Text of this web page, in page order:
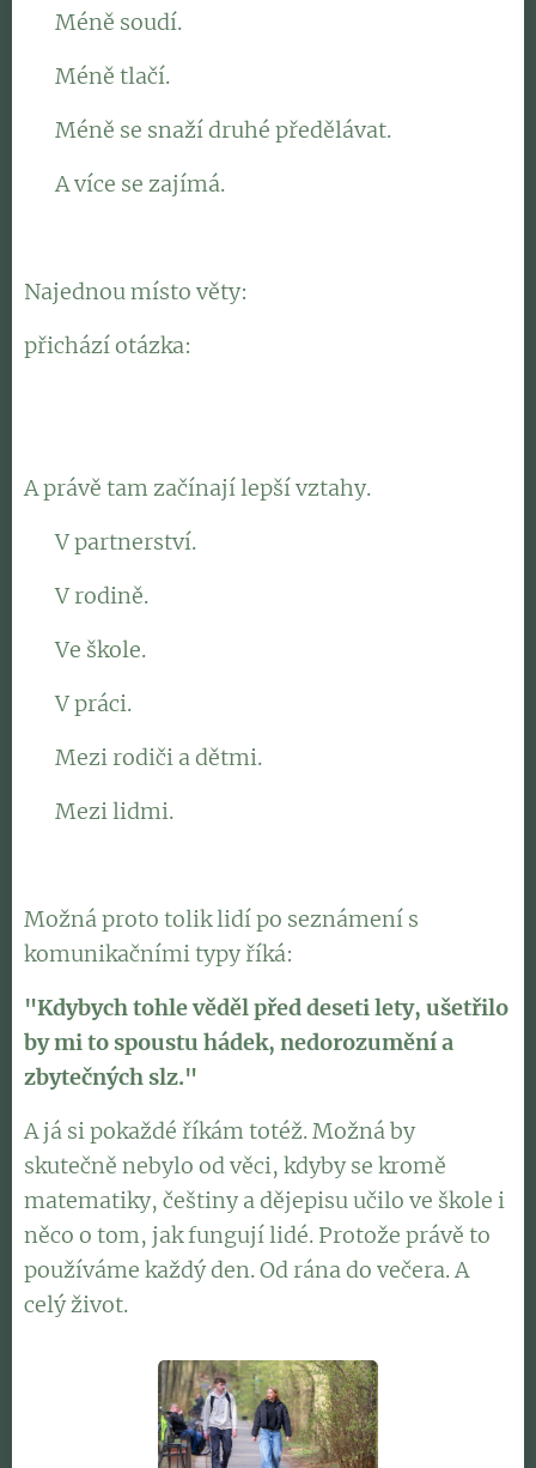
👉 Méně soudí.
👉 Méně tlačí.
👉 Méně se snaží druhé předělávat.
👉 A více se zajímá.
Najednou místo věty:
přichází otázka:
A právě tam začínají lepší vztahy.
👉 V partnerství.
👉 V rodině.
👉 Ve škole.
👉 V práci.
👉 Mezi rodiči a dětmi.
👉 Mezi lidmi.
Možná proto tolik lidí po seznámení s
komunikačními typy říká:
"Kdybych tohle věděl před deseti lety, ušetřilo
by mi to spoustu hádek, nedorozumění a
zbytečných slz."
A já si pokaždé říkám totéž. Možná by
skutečně nebylo od věci, kdyby se kromě
matematiky, češtiny a dějepisu učilo ve škole i
něco o tom, jak fungují lidé. Protože právě to
používáme každý den. Od rána do večera. A
celý život.